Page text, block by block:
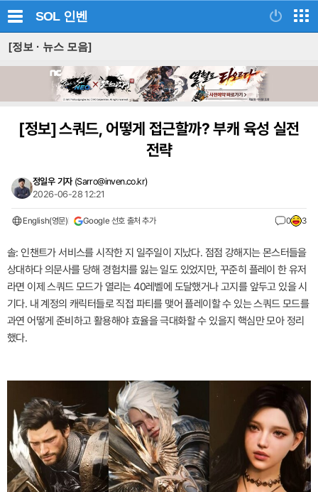
SOL 인벤
[정보 · 뉴스 모음]
[정보]스쿼드, 어떻게 접근할까? 부캐 육성 실전
전략
정일우 기자 (Sarro@inven.co.kr)
2026-06-28 12:21
English(영문) Google 선호 출처 추가 0 3
솔: 인챈트가 서비스를 시작한 지 일주일이 지났다. 점점 강해지는 몬스터들을
상대하다 의문사를 당해 경험치를 잃는 일도 있었지만, 꾸준히 플레이 한 유저
라면 이제 스쿼드 모드가 열리는 40레벨에 도달했거나 고지를 앞두고 있을 시
기다. 내 계정의 캐릭터들로 직접 파티를 맺어 플레이할 수 있는 스쿼드 모드를
과연 어떻게 준비하고 활용해야 효율을 극대화할 수 있을지 핵심만 모아 정리
했다.